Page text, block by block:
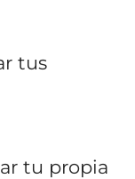
tus
tu propia